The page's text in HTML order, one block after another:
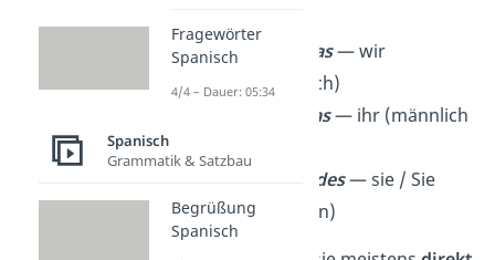
nosotros
nosotras— wir
(männlich / weiblich)
vosotras— ihr (männlich
/ weiblich)
ustedes— sie / Sie
(mehrere Personen)
Fragewörter
Spanisch
4/4 – Dauer: 05:34
Spanisch
Grammatik & Satzbau
Begrüßung
Spanisch